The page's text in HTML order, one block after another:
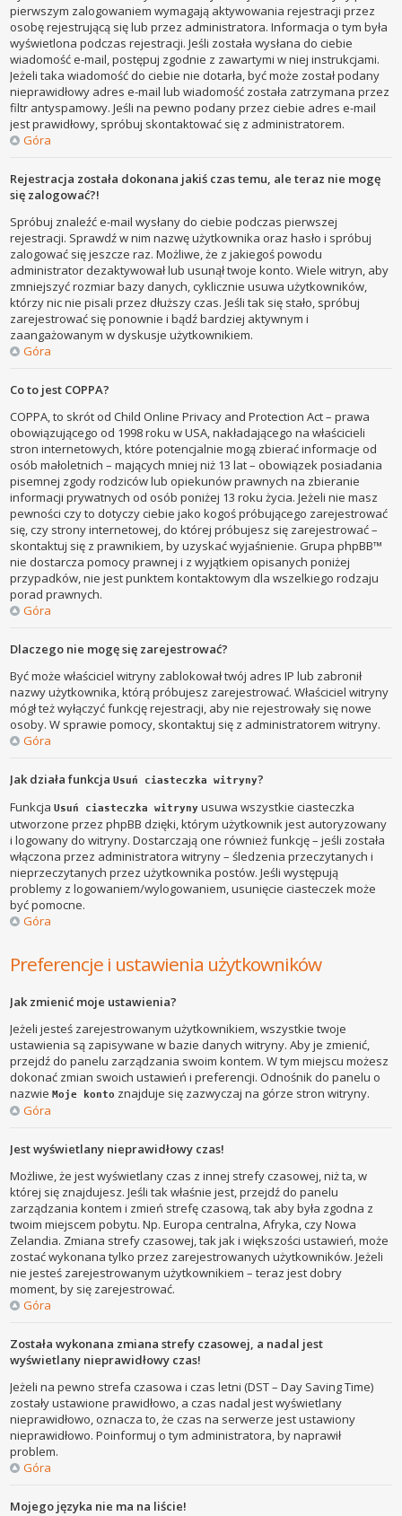
pierwszym zalogowaniem wymagają aktywowania rejestracji przez
osobę rejestrującą się lub przez administratora. Informacja o tym była
wyświetlona podczas rejestracji. Jeśli została wysłana do ciebie
wiadomość e-mail, postępuj zgodnie z zawartymi w niej instrukcjami.
Jeżeli taka wiadomość do ciebie nie dotarła, być może został podany
nieprawidłowy adres e-mail lub wiadomość została zatrzymana przez
filtr antyspamowy. Jeśli na pewno podany przez ciebie adres e-mail
jest prawidłowy, spróbuj skontaktować się z administratorem.
Góra
Rejestracja została dokonana jakiś czas temu, ale teraz nie mogę
się zalogować?!
Spróbuj znaleźć e-mail wysłany do ciebie podczas pierwszej
rejestracji. Sprawdź w nim nazwę użytkownika oraz hasło i spróbuj
zalogować się jeszcze raz. Możliwe, że z jakiegoś powodu
administrator dezaktywował lub usunął twoje konto. Wiele witryn, aby
zmniejszyć rozmiar bazy danych, cyklicznie usuwa użytkowników,
którzy nic nie pisali przez dłuższy czas. Jeśli tak się stało, spróbuj
zarejestrować się ponownie i bądź bardziej aktywnym i
zaangażowanym w dyskusje użytkownikiem.
Góra
Co to jest COPPA?
COPPA, to skrót od Child Online Privacy and Protection Act – prawa
obowiązującego od 1998 roku w USA, nakładającego na właścicieli
stron internetowych, które potencjalnie mogą zbierać informacje od
osób małoletnich – mających mniej niż 13 lat – obowiązek posiadania
pisemnej zgody rodziców lub opiekunów prawnych na zbieranie
informacji prywatnych od osób poniżej 13 roku życia. Jeżeli nie masz
pewności czy to dotyczy ciebie jako kogoś próbującego zarejestrować
się, czy strony internetowej, do której próbujesz się zarejestrować –
skontaktuj się z prawnikiem, by uzyskać wyjaśnienie. Grupa phpBB™
nie dostarcza pomocy prawnej i z wyjątkiem opisanych poniżej
przypadków, nie jest punktem kontaktowym dla wszelkiego rodzaju
porad prawnych.
Góra
Dlaczego nie mogę się zarejestrować?
Być może właściciel witryny zablokował twój adres IP lub zabronił
nazwy użytkownika, którą próbujesz zarejestrować. Właściciel witryny
mógł też wyłączyć funkcję rejestracji, aby nie rejestrowały się nowe
osoby. W sprawie pomocy, skontaktuj się z administratorem witryny.
Góra
Jak działa funkcjaUsuń ciasteczka witryny?
FunkcjaUsuń ciasteczka witryny usuwa wszystkie ciasteczka
utworzone przez phpBB dzięki, którym użytkownik jest autoryzowany
i logowany do witryny. Dostarczają one również funkcję – jeśli została
włączona przez administratora witryny – śledzenia przeczytanych i
nieprzeczytanych przez użytkownika postów. Jeśli występują
problemy z logowaniem/wylogowaniem, usunięcie ciasteczek może
być pomocne.
Góra
Preferencje i ustawienia użytkowników
Jak zmienić moje ustawienia?
Jeżeli jesteś zarejestrowanym użytkownikiem, wszystkie twoje
ustawienia są zapisywane w bazie danych witryny. Aby je zmienić,
przejdź do panelu zarządzania swoim kontem. W tym miejscu możesz
dokonać zmian swoich ustawień i preferencji. Odnośnik do panelu o
nazwieMoje konto znajduje się zazwyczaj na górze stron witryny.
Góra
Jest wyświetlany nieprawidłowy czas!
Możliwe, że jest wyświetlany czas z innej strefy czasowej, niż ta, w
której się znajdujesz. Jeśli tak właśnie jest, przejdź do panelu
zarządzania kontem i zmień strefę czasową, tak aby była zgodna z
twoim miejscem pobytu. Np. Europa centralna, Afryka, czy Nowa
Zelandia. Zmiana strefy czasowej, tak jak i większości ustawień, może
zostać wykonana tylko przez zarejestrowanych użytkowników. Jeżeli
nie jesteś zarejestrowanym użytkownikiem – teraz jest dobry
moment, by się zarejestrować.
Góra
Została wykonana zmiana strefy czasowej, a nadal jest
wyświetlany nieprawidłowy czas!
Jeżeli na pewno strefa czasowa i czas letni (DST – Day Saving Time)
zostały ustawione prawidłowo, a czas nadal jest wyświetlany
nieprawidłowo, oznacza to, że czas na serwerze jest ustawiony
nieprawidłowo. Poinformuj o tym administratora, by naprawił
problem.
Góra
Mojego języka nie ma na liście!